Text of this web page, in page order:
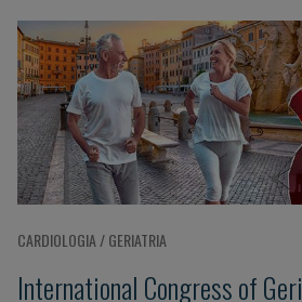
CARDIOLOGIA / GERIATRIA
International Congress of